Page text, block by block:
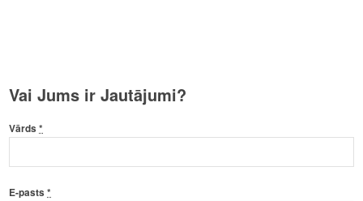
Vai Jums ir Jautājumi?
Vārds*
E-pasts*